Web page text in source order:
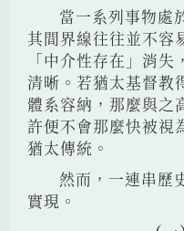
當一系列事物處
其間界線往往並不容
「中介性存在」消
清晰。若猶太基督教
體系容納，那麼與之
許便不會那麼快被視
猶太傳統。
然而，一連串歷
實現。